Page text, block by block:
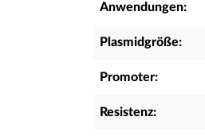
Anwendungen:
Plasmidgröße:
Promoter:
Resistenz: